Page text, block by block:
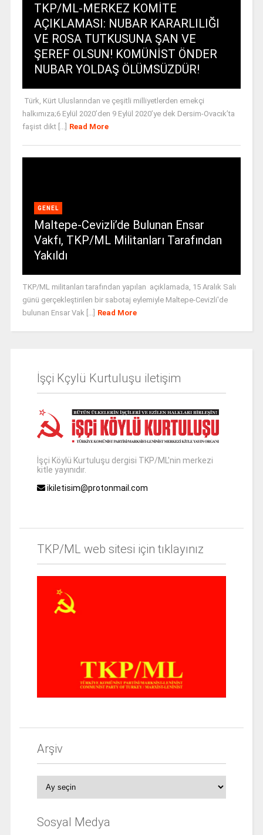
TKP/ML-MERKEZ KOMİTE
AÇIKLAMASI: NUBAR KARARLILIĞI
VE ROSA TUTKUSUNA ŞAN VE
ŞEREF OLSUN! KOMÜNİST ÖNDER
NUBAR YOLDAŞ ÖLÜMSÜZDÜR!
Türk, Kürt Uluslarından ve çeşitli milliyetlerden emekçi
halkımıza;6 Eylül 2020’den 9 Eylül 2020’ye dek Dersim-Ovacık’ta
faşist dikt [...]
Read More
GENEL
Maltepe-Cevizli’de Bulunan Ensar
Vakfı, TKP/ML Militanları Tarafından
Yakıldı
TKP/ML militanları tarafından yapılan açıklamada, 15 Aralık Salı
günü gerçekleştirilen bir sabotaj eylemiyle Maltepe-Cevizli'de
bulunan Ensar Vak [...]
Read More
İşçi Kçylü Kurtuluşu iletişim
İşçi Köylü Kurtuluşu dergisi TKP/ML'nin merkezi
kitle yayınıdır.
ikiletisim@protonmail.com
TKP/ML web sitesi için tıklayınız
Arşiv
Sosyal Medya